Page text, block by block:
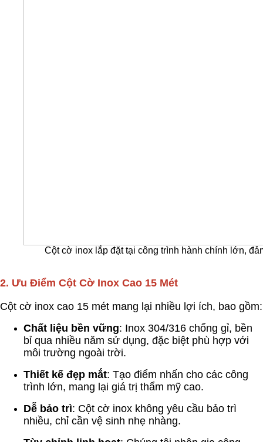
Cột cờ inox lắp đặt tại công trình hành chính lớn,
2. Ưu Điểm Cột Cờ Inox Cao 15 Mét
Cột cờ inox cao 15 mét mang lại nhiều lợi ích, bao gồm:
Chất liệu bền vững: Inox 304/316 chống gỉ, bền
bỉ qua nhiều năm sử dụng, đặc biệt phù hợp với
môi trường ngoài trời.
Thiết kế đẹp mắt: Tạo điểm nhấn cho các công
trình lớn, mang lại giá trị thẩm mỹ cao.
Dễ bảo trì: Cột cờ inox không yêu cầu bảo trì
nhiều, chỉ cần vệ sinh nhẹ nhàng.